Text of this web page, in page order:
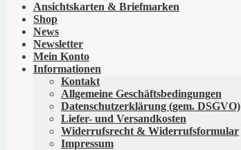
Ansichtskarten & Briefmarken
Shop
News
Newsletter
Mein Konto
Informationen
Kontakt
Allgemeine Geschäftsbedingungen
Datenschutzerklärung (gem. DSGVO)
Liefer- und Versandkosten
Widerrufsrecht & Widerrufsformular
Impressum